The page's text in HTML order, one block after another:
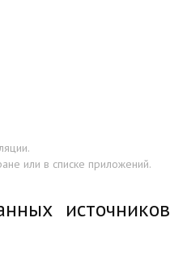
или в списке приложений.
источников